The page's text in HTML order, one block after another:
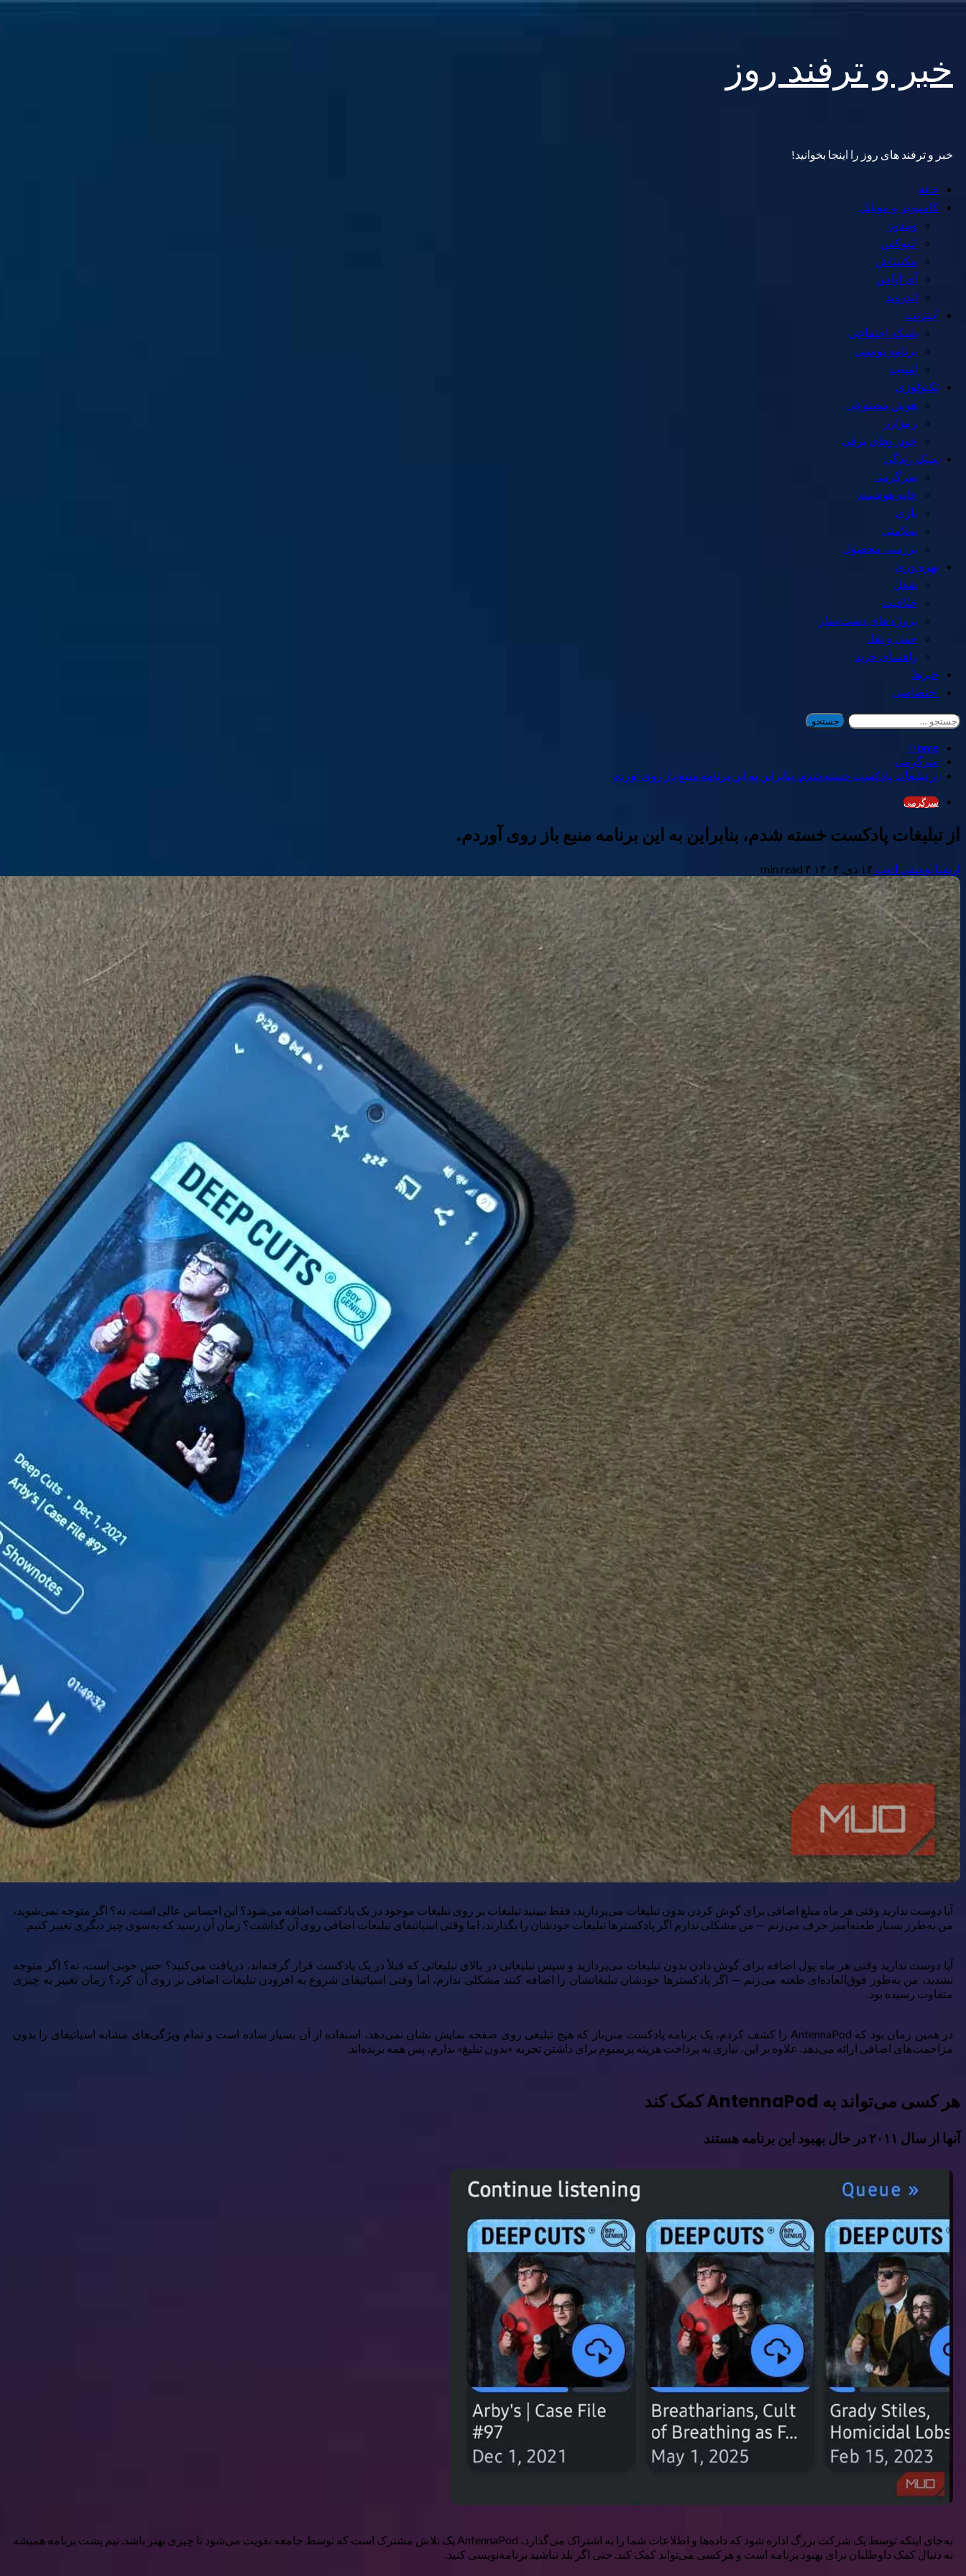
content
خبر و ترفند روز
خبر و ترفند های روز را اینجا بخوانید!
Primary
Menu
خانه
کامپیوتر و موبایل
ویندوز
لینوکس
مکینتاش
آی اواس
اندروید
اینترنت
شبکه اجتماعی
برنامه نویسی
امنیت
تکنولوژی
هوش مصنوعی
رمزارز
خودروهای برقی
سبک زندگی
سرگرمی
خانه هوشمند
بازی
سلامتی
بررسی محصول
بهره وری
شغل
خلاقیت
پروژه های دست ساز
حمل و نقل
راهنمای خرید
خبرها
اختصاصی
جستجو
برای:
Home
سرگرمی
از تبلیغات پادکست خسته شدم، بنابراین به این برنامه منبع باز روی آوردم.
سرگرمی
از تبلیغات پادکست خسته شدم، بنابراین به این برنامه منبع باز روی آوردم.
ارشیا یوسفی ادیب ۱۴ دی, ۱۴۰۴ ۴ min read
آیا دوست ندارید وقتی هر ماه مبلغ اضافی برای گوش کردن بدون تبلیغات می‌پردازید، فقط ببینید تبلیغات بر روی تبلیغات موجود در یک پادکست اضافه می‌شود؟ این احساس عالی است، نه؟ اگر متوجه نمی‌شوید،
من به‌طرز بسیار طعنه‌آمیز حرف می‌زنم — من مشکلی ندارم اگر پادکسترها تبلیغات خودشان را بگذارند، اما وقتی اسپاتیفای تبلیغات اضافی روی آن گذاشت؟ زمان آن رسید که به‌سوی چیز دیگری تغییر کنیم.
آیا دوست ندارید وقتی هر ماه پول اضافه برای گوش دادن بدون تبلیغات می‌پردازید و سپس تبلیغاتی در بالای تبلیغاتی که قبلاً در یک پادکست قرار گرفته‌اند، دریافت می‌کنید؟ حس خوبی است، نه؟ اگر متوجه
نشدید، من به‌طور فوق‌العاده‌ای طعنه می‌زنم — اگر پادکسترها خودشان تبلیغاتشان را اضافه کنند مشکلی ندارم، اما وقتی اسپاتیفای شروع به افزودن تبلیغات اضافی بر روی آن کرد؟ زمان تغییر به چیزی
متفاوت رسیده بود.
در همین زمان بود که AntennaPod را کشف کردم، یک برنامه پادکست متن‌باز که هیچ تبلیغی روی صفحه نمایش نشان نمی‌دهد، استفاده از آن بسیار ساده است و تمام ویژگی‌های مشابه اسپاتیفای را بدون
مزاحمت‌های اضافی ارائه می‌دهد. علاوه بر این، نیازی به پرداخت هزینه پریمیوم برای داشتن تجربه «بدون تبلیغ» ندارم، پس همه برنده‌اند.
هر کسی می‌تواند به AntennaPod کمک کند
آنها از سال ۲۰۱۱ در حال بهبود این برنامه هستند
به‌جای اینکه توسط یک شرکت بزرگ اداره شود که داده‌ها و اطلاعات شما را به اشتراک می‌گذارد، AntennaPod یک تلاش مشترک است که توسط جامعه تقویت می‌شود تا چیزی بهتر باشد. تیم پشت برنامه همیشه
به دنبال کمک داوطلبان برای بهبود برنامه است و هرکسی می‌تواند کمک کند. حتی اگر بلد نباشید برنامه‌نویسی کنید.